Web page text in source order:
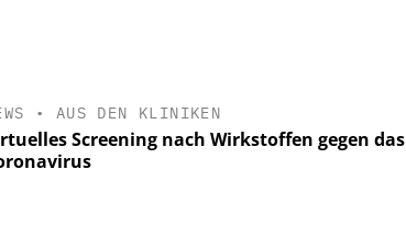
• AUS DEN KLINIKEN
Screening nach Wirkstoffen gegen das